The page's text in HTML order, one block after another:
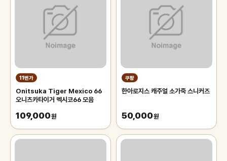
11번가
Onitsuka Tiger Mexico 66
오니츠카타이거 멕시코66 모음
109,000원
쿠팡
한아로지스 캐주얼 소가죽 스니커즈
50,000원